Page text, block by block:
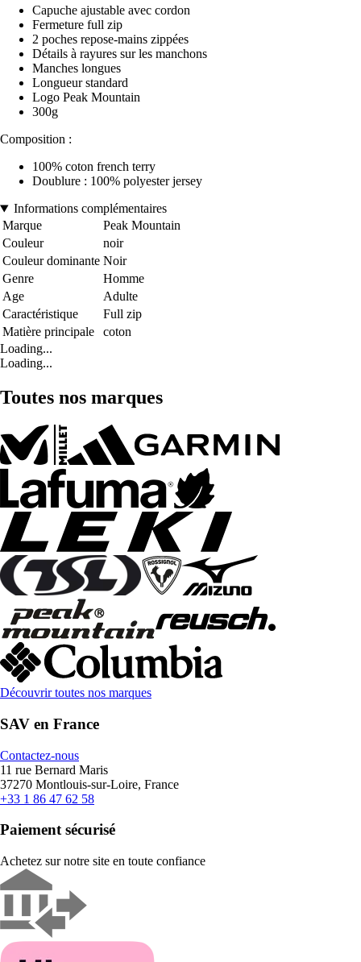
Capuche ajustable avec cordon
Fermeture full zip
2 poches repose-mains zippées
Détails à rayures sur les manchons
Manches longues
Longueur standard
Logo Peak Mountain
300g
Composition :
100% coton french terry
Doublure : 100% polyester jersey
Informations complémentaires
Marque
Peak Mountain
Couleur
noir
Couleur dominante Noir
Genre
Homme
Age
Adulte
Caractéristique
Full zip
Matière principale
coton
Loading...
Loading...
Toutes nos marques
Découvrir toutes nos marques
SAV en France
Contactez-nous
11 rue Bernard Maris
37270 Montlouis-sur-Loire, France
+33 1 86 47 62 58
Paiement sécurisé
Achetez sur notre site en toute confiance